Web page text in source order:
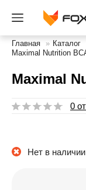
Главная » Каталог
Maximal Nutrition
Maximal
0
Нет в наличии